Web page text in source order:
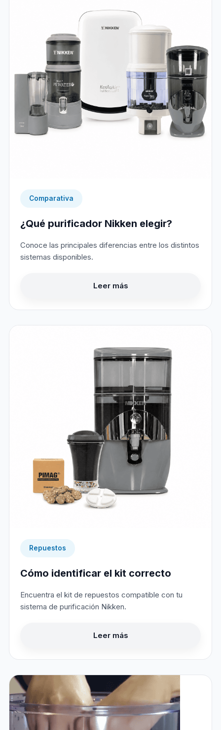
Comparativa
¿Qué purificador Nikken elegir?
Conoce las principales diferencias entre los distintos
sistemas disponibles.
Leer más
Repuestos
Cómo identificar el kit correcto
Encuentra el kit de repuestos compatible con tu
sistema de purificación Nikken.
Leer más